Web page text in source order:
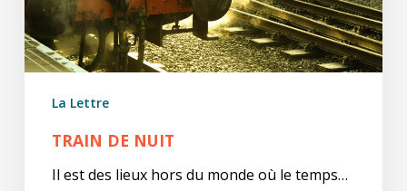
La Lettre
TRAIN DE NUIT
Il est des lieux hors du monde où le temps…